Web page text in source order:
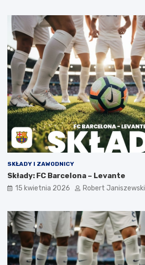
SKŁADY I ZAWODNICY
Składy: FC Barcelona – Levante
15 kwietnia 2026 Robert Janiszewski